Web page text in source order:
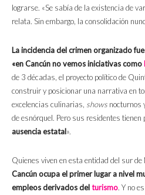
lograrse. «Se sabía de la existencia de
relata. Sin embargo, la consolidación
La incidencia del crimen organizado
«en Cancún no vemos iniciativas como
de 3 décadas, el proyecto político de
construir y posicionar una narrativa en
excelencias culinarias, shows nocturnos
de esnórquel. Pero sus residentes tienen
ausencia estatal».
Quienes viven en esta entidad del sur
Cancún ocupa el primer lugar a nivel
empleos derivados delturismo. Y no